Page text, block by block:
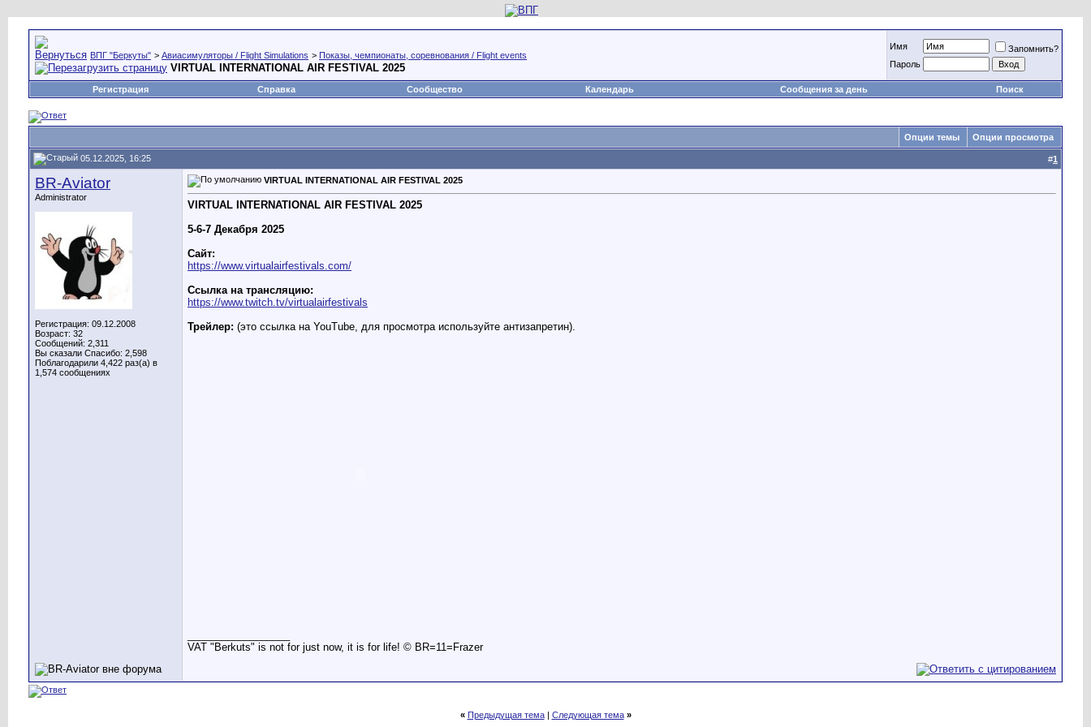
ВПГ "Беркуты" > Авиасимуляторы / Flight Simulations > Показы, чемпионаты, соревнования / Flight events
VIRTUAL INTERNATIONAL AIR FESTIVAL 2025
Имя
Запомнить?
Пароль
Регистрация Справка Сообщество Календарь Сообщения за день Поиск
Опции темы Опции просмотра
05.12.2025, 16:25 #1
BR-Aviator
Administrator
Регистрация: 09.12.2008
Возраст: 32
Сообщений: 2,311
Вы сказали Спасибо: 2,598
Поблагодарили 4,422 раз(а) в
1,574 сообщениях
VIRTUAL INTERNATIONAL AIR FESTIVAL 2025
VIRTUAL INTERNATIONAL AIR FESTIVAL 2025
5-6-7 Декабря 2025
Сайт:
https://www.virtualairfestivals.com/
Ссылка на трансляцию:
https://www.twitch.tv/virtualairfestivals
Трейлер: (это ссылка на YouTube, для просмотра используйте антизапретин).
VAT "Berkuts" is not for just now, it is for life! © BR=11=Frazer
« Предыдущая тема| Следующая тема »